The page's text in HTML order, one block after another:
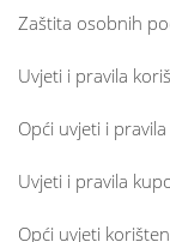
Zaštita osobnih
Uvjeti i pravila
Opći uvjeti i
Uvjeti i pravila
Opći uvjeti